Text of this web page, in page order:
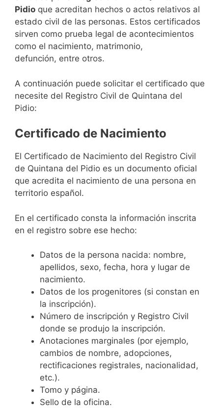
Pidio que acreditan hechos o actos relativos al
estado civil de las personas. Estos certificados
sirven como prueba legal de acontecimientos
como el nacimiento, matrimonio,
defunción, entre otros.
A continuación puede solicitar el certificado que
necesite del Registro Civil de Quintana del
Pidio:
Certificado de Nacimiento
El Certificado de Nacimiento del Registro Civil
de Quintana del Pidio es un documento oficial
que acredita el nacimiento de una persona en
territorio español.
En el certificado consta la información inscrita
en el registro sobre ese hecho:
Datos de la persona nacida: nombre,
apellidos, sexo, fecha, hora y lugar de
nacimiento.
Datos de los progenitores (si constan en
la inscripción).
Número de inscripción y Registro Civil
donde se produjo la inscripción.
Anotaciones marginales (por ejemplo,
cambios de nombre, adopciones,
rectificaciones registrales, nacionalidad,
etc.).
Tomo y página.
Sello de la oficina.